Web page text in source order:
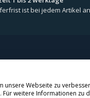
ist bei jedem Artikel
unsere Webseite zu
weitere Informationen zu